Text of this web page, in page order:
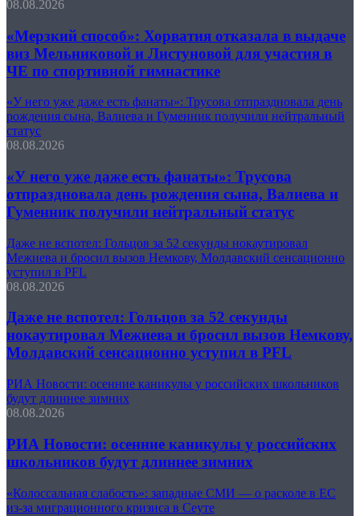
08.08.2026
«Мерзкий способ»: Хорватия отказала в выдаче
виз Мельниковой и Листуновой для участия в
ЧЕ по спортивной гимнастике
«У него уже даже есть фанаты»: Трусова отпраздновала день
рождения сына, Валиева и Гуменник получили нейтральный
статус
08.08.2026
«У него уже даже есть фанаты»: Трусова
отпраздновала день рождения сына, Валиева и
Гуменник получили нейтральный статус
Даже не вспотел: Гольцов за 52 секунды нокаутировал
Межиева и бросил вызов Немкову, Молдавский сенсационно
уступил в PFL
08.08.2026
Даже не вспотел: Гольцов за 52 секунды
нокаутировал Межиева и бросил вызов Немкову,
Молдавский сенсационно уступил в PFL
РИА Новости: осенние каникулы у российских школьников
будут длиннее зимних
08.08.2026
РИА Новости: осенние каникулы у российских
школьников будут длиннее зимних
«Колоссальная слабость»: западные СМИ — о расколе в ЕС
из-за миграционного кризиса в Сеуте